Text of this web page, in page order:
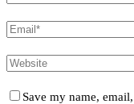
Save my name,